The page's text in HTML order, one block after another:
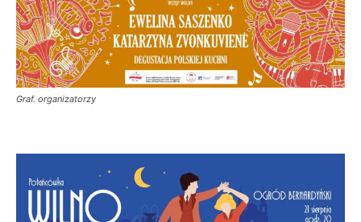
Graf. organizatorzy